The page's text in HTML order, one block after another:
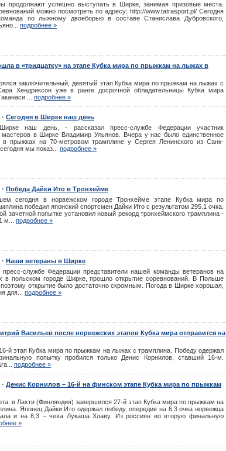
продолжают успешно выступать в Ширке, занимая призовые места.
можно посмотреть по адресу: http://www.tatrasport.pl/ Сегодня
по лыжному двоеборью в составе Станислава Дубровского,
подробнее »
в «тридцатку» на этапе Кубка мира по прыжкам на лыжах в
заключительный, девятый этап Кубка мира по прыжкам на лыжах с
Хендриксон уже в ранге досрочной обладательницы Кубка мира
... подробнее »
⋅ Сегодня в Ширке наш день
наш день, - рассказал пресс-службе Федерации участник
мастеров в Ширке Владимир Ульянов. Вчера у нас было единственное
в прыжках на 70-метровом трамплине у Сергея Ленинского из Санк-
мы показ... подробнее »
⋅ Победа Дайки Ито в Тронхейме
сегодня в норвежском городе Тронхейме этапе Кубка мира по
победил японский спортсмен Дайки Ито с результатом 295.1 очка.
зачетной попытке установил новый рекорд тронхеймского трамплина -
м... подробнее »
⋅ Наши ветераны в Ширке
службе Федерации представители нашей команды ветеранов на
в польском городе Ширке, прошло открытие соревнований. В Польше
открытие было достаточно скромным. Погода в Ширке хорошая,
для... подробнее »
Васильев после норвежских этапов Кубка мира отправится на
й этап Кубка мира по прыжкам на лыжах с трамплина. Победу одержал
попытку пробился только Денис Корнилов, ставший 16-м.
подробнее »
⋅ Денис Корнилов – 16-й на финском этапе Кубка мира по прыжкам
в Лахти (Финляндия) завершился 27-й этап Кубка мира по прыжкам на
Японец Дайки Ито одержал победу, опередив на 6,3 очка норвежца
и на 8,3 – чеха Лукаша Хлаву. Из россиян во вторую финальную
»